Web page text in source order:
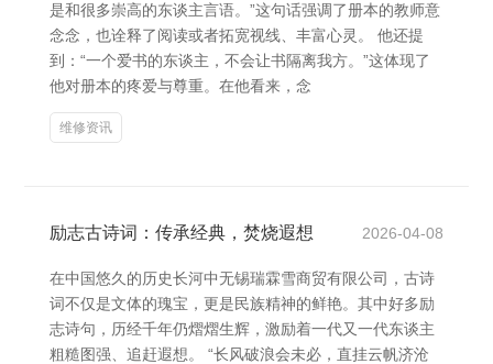
是和很多崇高的东谈主言语。”这句话强调了册本的教师意
念念，也诠释了阅读或者拓宽视线、丰富心灵。 他还提
到：“一个爱书的东谈主，不会让书隔离我方。”这体现了
他对册本的疼爱与尊重。在他看来，念
维修资讯
励志古诗词：传承经典，焚烧遐想 2026-04-08
在中国悠久的历史长河中无锡瑞霖雪商贸有限公司，古诗
词不仅是文体的瑰宝，更是民族精神的鲜艳。其中好多励
志诗句，历经千年仍熠熠生辉，激励着一代又一代东谈主
粗糙图强、追赶遐想。 “长风破浪会未必，直挂云帆济沧